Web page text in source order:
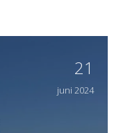
21
juni 2024